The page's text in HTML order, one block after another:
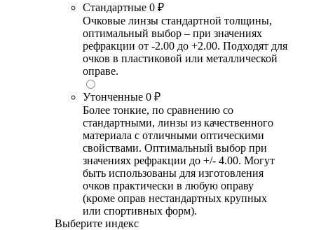
Стандартные 0 ₽
Очковые линзы стандартной толщины,
оптимальный выбор – при значениях
рефракции от -2.00 до +2.00. Подходят для
очков в пластиковой или металлической
оправе.
Утонченные 0 ₽
Более тонкие, по сравнению со
стандартными, линзы из качественного
материала с отличными оптическими
свойствами. Оптимальный выбор при
значениях рефракции до +/- 4.00. Могут
быть использованы для изготовления
очков практически в любую оправу
(кроме оправ нестандартных крупных
или спортивных форм).
Выберите индекс